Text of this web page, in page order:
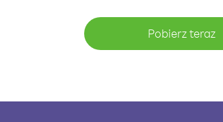
Pobierz teraz